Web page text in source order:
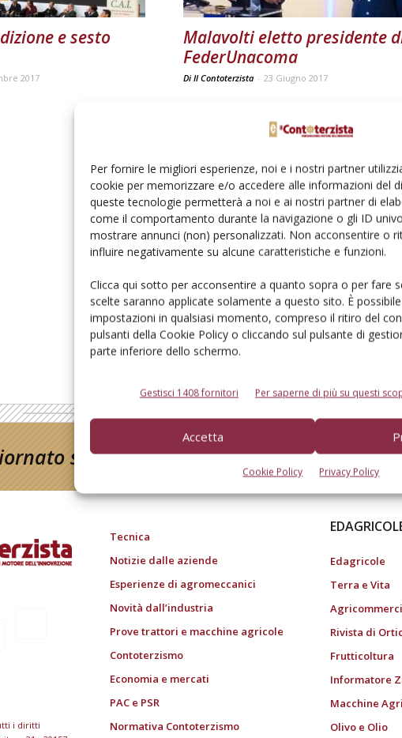
Per fornire le migliori esperienze, noi e i nostri partner
cookie per memorizzare e/o accedere alle informazioni del
queste tecnologie permetterà a noi e ai nostri partner di
come il comportamento durante la navigazione o gli ID
mostrare annunci (non) personalizzati. Non acconsentire o
influire negativamente su alcune caratteristiche e funzioni.
Clicca qui sotto per acconsentire a quanto sopra o per fare
scelte saranno applicate solamente a questo sito. È
impostazioni in qualsiasi momento, compreso il ritiro del
pulsanti della Cookie Policy o cliccando sul pulsante di
parte inferiore dello schermo.
Gestisci 1408 fornitori Per saperne di più su questi
Accetta
Cookie Policy Privacy Policy
e sesto
2017
Malavolti eletto presidente
FederUnacoma
Di Il Contoterzista - 23 Giugno 2017
sul mondo dell’agricoltura
i diritti
Tecnica
Notizie dalle aziende
Esperienze di agromeccanici
Novità dall’industria
Prove trattori e macchine agricole
Contoterzismo
Economia e mercati
PAC e PSR
Normativa Contoterzismo
Edagricole
Terra e Vita
Rivista di
Frutticoltura
Informatore
Macchine
Olivo e Olio